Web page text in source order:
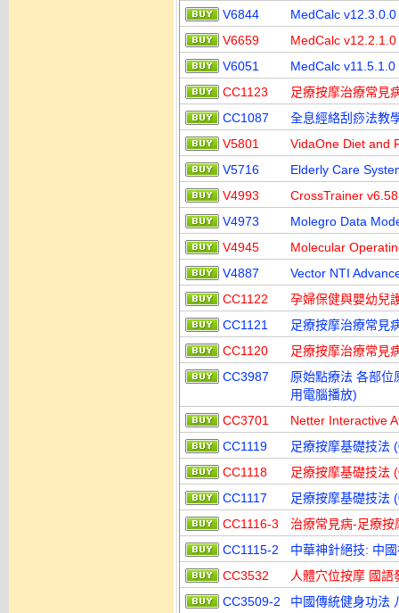
V6844
MedCalc
V6659
MedCalc
V6051
MedCalc
CC1123
足療按摩治療常見
CC1087
全息經絡刮痧法教
V5801
VidaOne Diet and
V5716
Elderly Care
V4993
CrossTrainer
V4973
Molegro Data
V4945
Molecular
V4887
Vector NTI
CC1122
孕婦保健與嬰幼兒
CC1121
足療按摩治療常見
CC1120
足療按摩治療常見
CC3987
原始點療法 各部位
用電腦播放)
CC3701
Netter Interactive
CC1119
足療按摩基礎技法
CC1118
足療按摩基礎技法
CC1117
足療按摩基礎技法
CC1116-3
治療常見病-足療
CC1115-2
中華神針絕技: 中
CC3532
人體穴位按摩 國語
CC3509-2
中國傳統健身功法